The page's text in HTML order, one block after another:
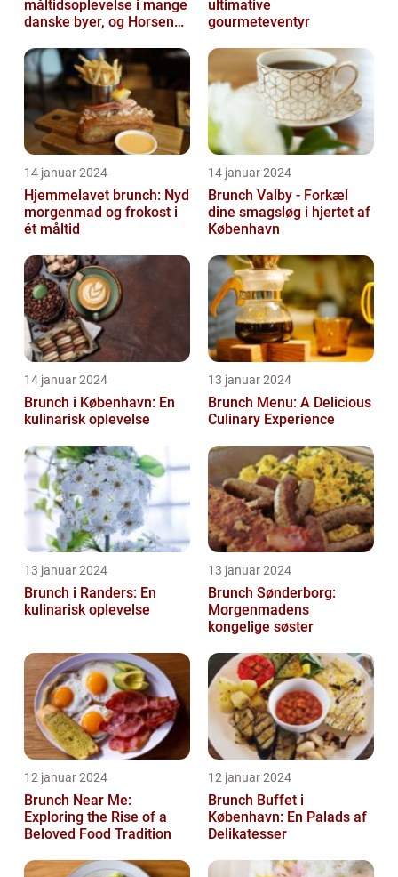
måltidsoplevelse i mange
danske byer, og Horsens
ultimative
gourmeteventyr
14 januar 2024
Hjemmelavet brunch: Nyd
morgenmad og frokost i
ét måltid
14 januar 2024
Brunch Valby - Forkæl
dine smagsløg i hjertet af
København
14 januar 2024
Brunch i København: En
kulinarisk oplevelse
13 januar 2024
Brunch Menu: A Delicious
Culinary Experience
13 januar 2024
Brunch i Randers: En
kulinarisk oplevelse
13 januar 2024
Brunch Sønderborg:
Morgenmadens
kongelige søster
12 januar 2024
Brunch Near Me:
Exploring the Rise of a
Beloved Food Tradition
12 januar 2024
Brunch Buffet i
København: En Palads af
Delikatesser